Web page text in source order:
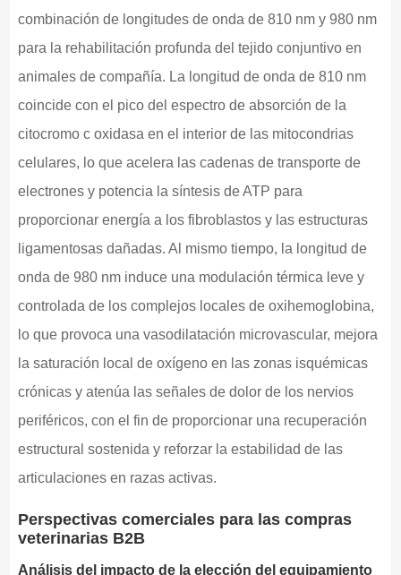
combinación de longitudes de onda de 810 nm y 980 nm
para la rehabilitación profunda del tejido conjuntivo en
animales de compañía. La longitud de onda de 810 nm
coincide con el pico del espectro de absorción de la
citocromo c oxidasa en el interior de las mitocondrias
celulares, lo que acelera las cadenas de transporte de
electrones y potencia la síntesis de ATP para
proporcionar energía a los fibroblastos y las estructuras
ligamentosas dañadas. Al mismo tiempo, la longitud de
onda de 980 nm induce una modulación térmica leve y
controlada de los complejos locales de oxihemoglobina,
lo que provoca una vasodilatación microvascular, mejora
la saturación local de oxígeno en las zonas isquémicas
crónicas y atenúa las señales de dolor de los nervios
periféricos, con el fin de proporcionar una recuperación
estructural sostenida y reforzar la estabilidad de las
articulaciones en razas activas.
Perspectivas comerciales para las compras
veterinarias B2B
Análisis del impacto de la elección del equipamiento